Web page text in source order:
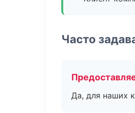
Часто
Да, для наших